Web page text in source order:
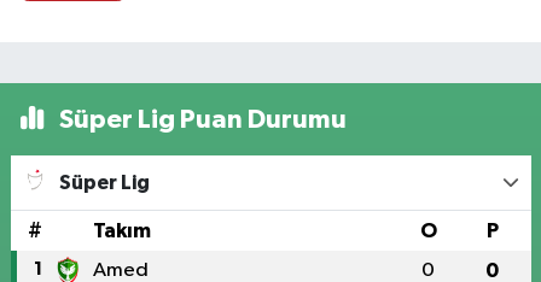
Süper Lig Puan Durumu
Süper Lig
# Takım O P
1 Amed 0 0